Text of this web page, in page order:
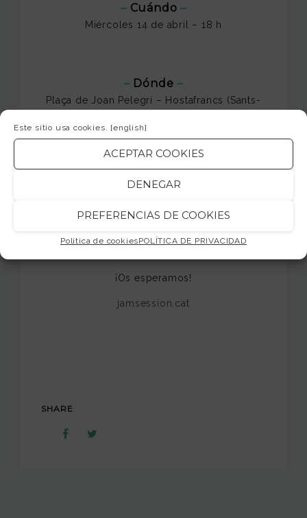
Este sitio usa cookies. [english]
ACEPTAR COOKIES
DENEGAR
PREFERENCIAS DE COOKIES
Política de cookiesPOLÍTICA DE PRIVACIDAD
–Cuándo –
Miércoles 14 de abril – 18 h
–Dónde –
Plaça de Joan Pelegrí – Hostafrancs (Sants-
Reservando previamente en este enlace:
¡Os esperamos!
jamsession.cat
SHARE